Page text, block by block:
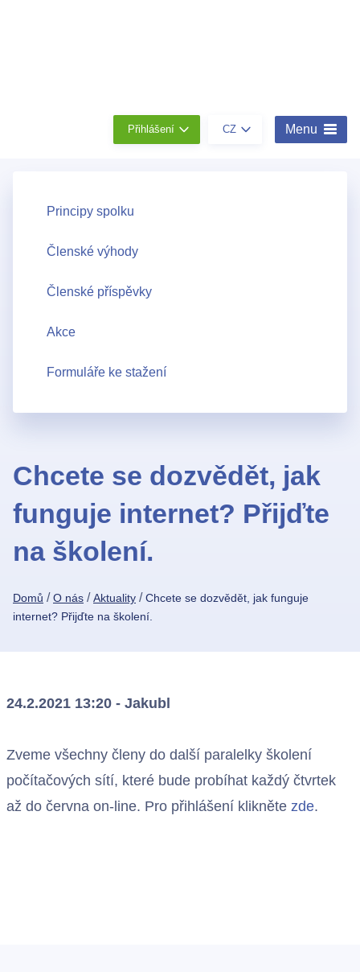
Přihlášení CZ Menu
Kontakty
Principy spolku
Členské výhody
Členské příspěvky
Akce
Formuláře ke stažení
Chcete se dozvědět, jak
funguje internet? Přijďte
na školení.
Domů /O nás /Aktuality /Chcete se dozvědět, jak funguje
internet? Přijďte na školení.
24.2.2021 13:20 - Jakubl
Zveme všechny členy do další paralelky školení
počítačových sítí, které bude probíhat každý čtvrtek
až do června on-line. Pro přihlášení klikněte zde.